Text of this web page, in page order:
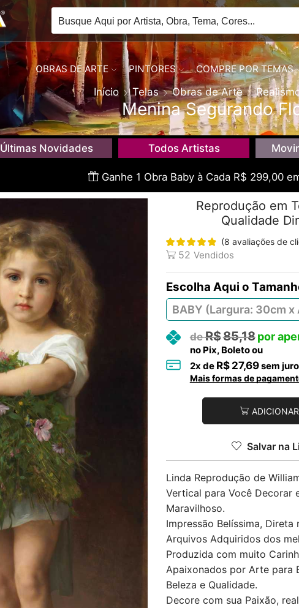
OBRAS DE ARTE PINTORES COMPRE POR TEMAS
Início Telas Obras de Arte
Menina Segurando
Últimas Novidades Todos Artistas
Ganhe 1 Obra Baby à Cada R$ 299,00
Reprodução em
Qualidade
(8 avaliações de
52 Vendidos
R$85,18
no Pix, Boleto ou
2x de R$ 27,69sem
Mais formas de
Salvar na
Linda Reprodução de
Vertical para Você Decorar
Maravilhoso.
Impressão Belíssima,
Arquivos Adquiridos dos
Produzida com muito
Apaixonados por Arte para
Beleza e Qualidade.
Decore com sua Paixão,